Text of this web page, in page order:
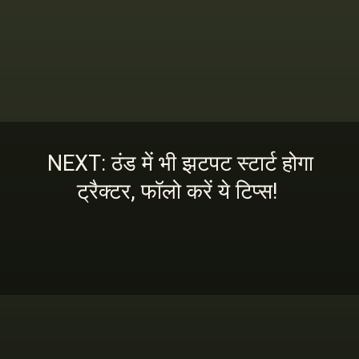
NEXT: ठंड में भी झटपट स्टार्ट होगा
ट्रैक्टर, फॉलो करें ये टिप्स!